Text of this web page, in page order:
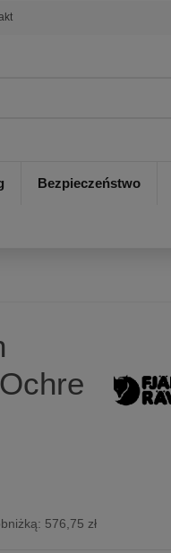
Bezpieczeństwo
576,75 zł